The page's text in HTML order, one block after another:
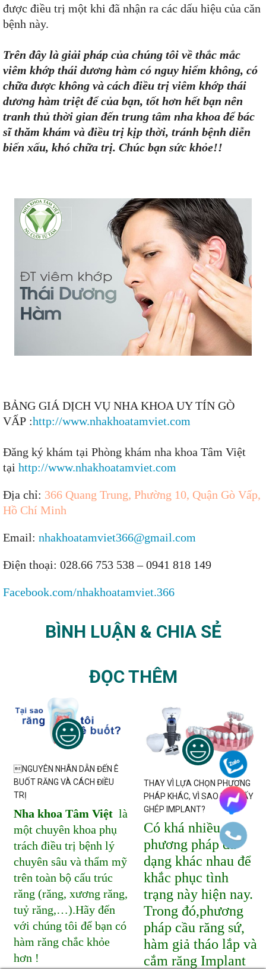
được điều trị một khi đã nhận ra các dấu hiệu của căn
bệnh này.
Trên đây là giải pháp của chúng tôi về thắc mắc
viêm khớp thái dương hàm có nguy hiểm không, có
chữa được không và cách điều trị viêm khớp thái
dương hàm triệt để của bạn, tốt hơn hết bạn nên
tranh thủ thời gian đến trung tâm nha khoa để bác
sĩ thăm khám và điều trị kịp thời, tránh bệnh diễn
biến xấu, khó chữa trị. Chúc bạn sức khỏe!!
BẢNG GIÁ DỊCH VỤ NHA KHOA UY TÍN GÒ
VẤP :http://www.nhakhoatamviet.com
Đăng ký khám tại Phòng khám nha khoa Tâm Việt
tại http://www.nhakhoatamviet.com
Địa chỉ: 366 Quang Trung, Phường 10, Quận Gò Vấp,
Hồ Chí Minh
Email: nhakhoatamviet366@gmail.com
Điện thoại: 028.66 753 538 – 0941 818 149
Facebook.com/nhakhoatamviet.366
BÌNH LUẬN & CHIA SẺ
ĐỌC THÊM
NGUYÊN NHÂN DẪN ĐẾN Ê
BUỐT RĂNG VÀ CÁCH ĐIỀU
TRỊ
Nha khoa Tâm Việt là
một chuyên khoa phụ
trách điều trị bệnh lý
chuyên sâu và thẩm mỹ
trên toàn bộ cấu trúc
răng (răng, xương răng,
tuỷ răng,…).Hãy đến
với chúng tôi để bạn có
hàm răng chắc khỏe
hơn !
THAY VÌ LỰA CHỌN PHƯƠNG
PHÁP KHÁC, VÌ SAO NÊN CẤY
GHÉP IMPLANT?
Có khá nhiều
phương pháp đa
dạng khác nhau để
khắc phục tình
trạng này hiện nay.
Trong đó,phương
pháp cầu răng sứ,
hàm giả tháo lắp và
cắm răng Implant